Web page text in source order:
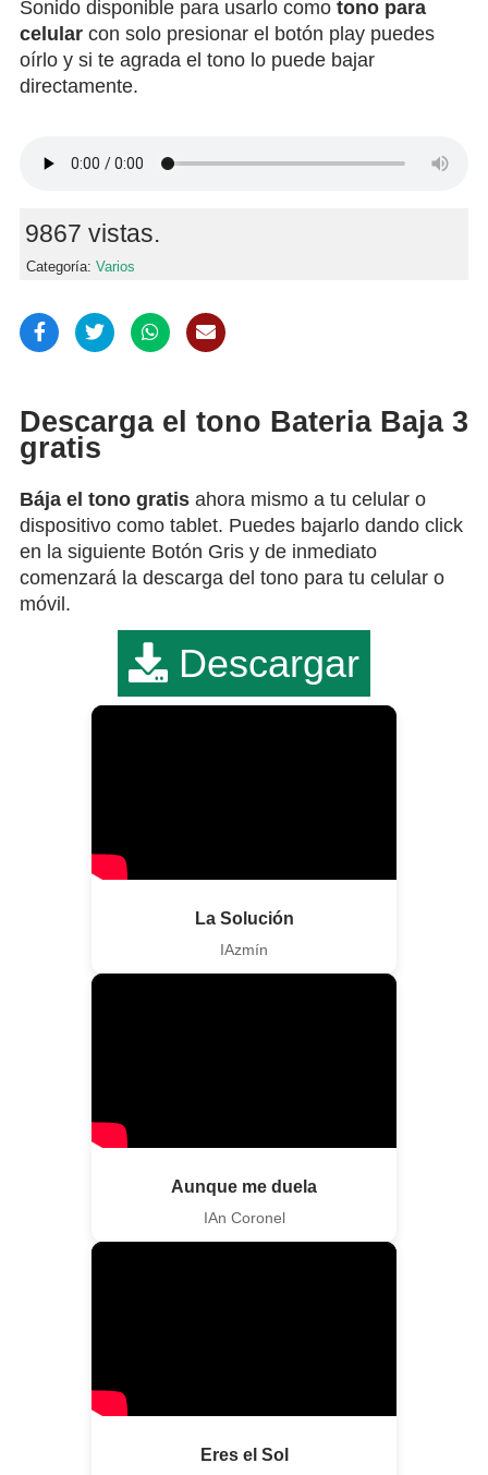
Sonido disponible para usarlo como tono para
celular con solo presionar el botón play puedes
oírlo y si te agrada el tono lo puede bajar
directamente.
9867 vistas.
Categoría: Varios
Descarga el tono Bateria Baja 3
gratis
Bája el tono gratis ahora mismo a tu celular o
dispositivo como tablet. Puedes bajarlo dando click
en la siguiente Botón Gris y de inmediato
comenzará la descarga del tono para tu celular o
móvil.
Descargar
La Solución
IAzmín
Aunque me duela
IAn Coronel
Eres el Sol